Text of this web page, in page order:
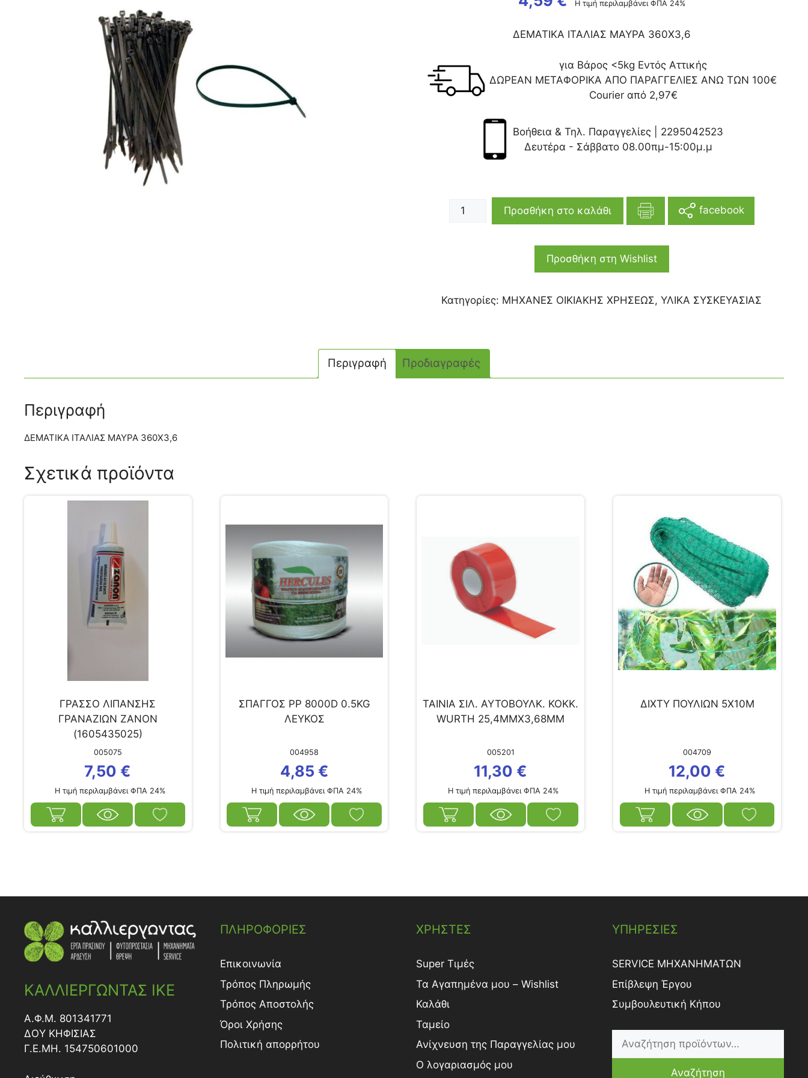
Η τιμή περιλαμβάνει ΦΠΑ 24%
ΔΕΜΑΤΙΚΑ ΙΤΑΛΙΑΣ ΜΑΥΡΑ 360Χ3,6
για Βάρος <5kg Εντός Αττικής
ΔΩΡΕΑΝ ΜΕΤΑΦΟΡΙΚΑ ΑΠΟ ΠΑΡΑΓΓΕΛΙΕΣ ΑΝΩ ΤΩΝ 100€
Courier από 2,97€
Βοήθεια & Τηλ. Παραγγελίες | 2295042523
Δευτέρα - Σάββατο 08.00πμ-15:00μ.μ
Προσθήκη στο καλάθι facebook
Προσθήκη στη Wishlist
Κατηγορίες: ΜΗΧΑΝΕΣ ΟΙΚΙΑΚΗΣ ΧΡΗΣΕΩΣ,ΥΛΙΚΑ ΣΥΣΚΕΥΑΣΙΑΣ
Περιγραφή Προδιαγραφές
Περιγραφή
ΔΕΜΑΤΙΚΑ ΙΤΑΛΙΑΣ ΜΑΥΡΑ 360Χ3,6
Σχετικά προϊόντα
ΓΡΑΣΣΟ ΛΙΠΑΝΣΗΣ
ΓΡΑΝΑΖΙΩΝ ZANON
(1605435025)
005075
7,50 €
Η τιμή περιλαμβάνει ΦΠΑ 24%
ΣΠΑΓΓΟΣ PP 8000D 0.5KG
ΛΕΥΚΟΣ
004958
4,85 €
Η τιμή περιλαμβάνει ΦΠΑ 24%
ΤΑΙΝΙΑ ΣΙΛ. ΑΥΤΟΒΟΥΛΚ. ΚΟΚΚ.
WURTH 25,4ΜΜΧ3,68ΜΜ
005201
11,30 €
Η τιμή περιλαμβάνει ΦΠΑ 24%
ΔΙΧΤΥ ΠΟΥΛΙΩΝ 5Χ10Μ
004709
12,00 €
Η τιμή περιλαμβάνει ΦΠΑ 24%
ΚΑΛΛΙΕΡΓΩΝΤΑΣ ΙΚΕ
Α.Φ.Μ. 801341771
ΔΟY ΚΗΦΙΣΙΑΣ
Γ.Ε.ΜΗ. 154750601000
ΠΛΗΡΟΦΟΡΙΕΣ
Επικοινωνία
Τρόπος Πληρωμής
Τρόπος Aποστολής
Όροι Χρήσης
Πολιτική απορρήτου
ΧΡΗΣΤΕΣ
Super Τιμές
Τα Αγαπημένα μου – Wishlist
Καλάθι
Ταμείο
Ανίχνευση της Παραγγελίας μου
Ο λογαριασμός μου
ΥΠΗΡΕΣΙΕΣ
SERVICE ΜΗΧΑΝΗΜΑΤΩΝ
Επίβλεψη Έργου
Συμβουλευτική Κήπου
Αναζήτηση